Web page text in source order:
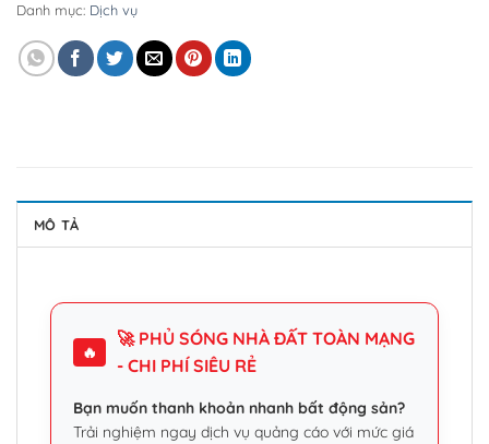
Danh mục: Dịch vụ
MÔ TẢ
🔥
🚀 PHỦ SÓNG NHÀ ĐẤT TOÀN MẠNG
- CHI PHÍ SIÊU RẺ
Bạn muốn thanh khoản nhanh bất động sản?
Trải nghiệm ngay dịch vụ quảng cáo với mức giá